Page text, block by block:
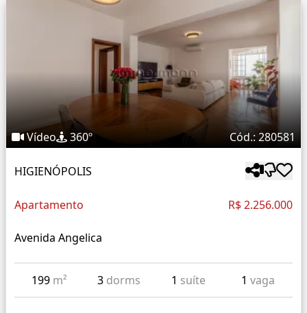
Vídeo 360º Cód.: 280581
HIGIENÓPOLIS
Apartamento R$ 2.256.000
Avenida Angelica
199 m² 3 dorms 1 suíte 1 vaga